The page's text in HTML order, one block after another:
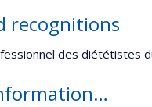
recognitions
des diététistes